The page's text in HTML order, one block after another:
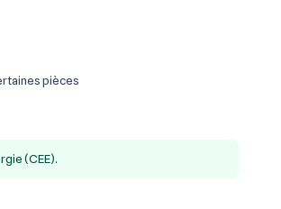
pièces
(CEE).